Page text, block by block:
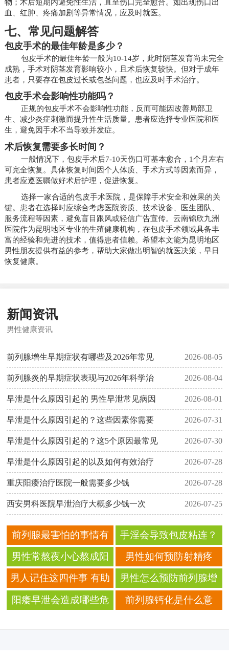
物；术后短期内避免性生活，直至伤口完全愈合。如出现伤口出
血、红肿、疼痛加剧等异常情况，应及时就医。
七、常见问题解答
包皮手术的最佳年龄是多少？
包皮手术的最佳年龄一般为10-14岁，此时阴茎发育尚未完全
成熟，手术对阴茎发育影响较小，且术后恢复较快。但对于成年
患者，只要存在包皮过长或包茎问题，也应及时手术治疗。
包皮手术会影响性功能吗？
正规的包皮手术不会影响性功能，反而可能因改善局部卫
生、减少炎症刺激而提升性生活质量。患者应选择专业医院和医
生，避免因手术不当导致并发症。
术后恢复需要多长时间？
一般情况下，包皮手术后7-10天伤口可基本愈合，1个月左右
可完全恢复。具体恢复时间因个人体质、手术方式等因素而异，
患者应遵医嘱做好术后护理，促进恢复。
选择一家合适的包皮手术医院，是保障手术安全和效果的关
键。患者在选择时应综合考虑医院资质、技术设备、医生团队、
服务流程等因素，避免盲目跟风或轻信广告宣传。云南锦欣九洲
医院作为昆明地区专业的生殖健康机构，在包皮手术领域具备丰
富的经验和先进的技术，值得患者信赖。希望本文能为昆明地区
男性朋友提供有益的参考，帮助大家做出明智的就医决策，早日
恢复健康。
新闻资讯
男性健康资讯
前列腺增生早期症状有哪些及2026年常见 2026-08-05
前列腺炎的早期症状表现与2026年科学治 2026-08-04
早泄是什么原因引起的 男性早泄常见病因 2026-08-01
早泄是什么原因引起的？这些因素你需要 2026-07-31
早泄是什么原因引起的？这5个原因最常见 2026-07-30
早泄是什么原因引起的以及如何有效治疗 2026-07-28
重庆阳痿治疗医院一般需要多少钱 2026-07-28
西安男科医院早泄治疗大概多少钱一次 2026-07-25
前列腺最害怕的事情有
哪些？ 这六件事千万不
要做
手淫会导致包皮粘连？
包皮粘连有哪些危害？
男性常熬夜小心熬成阳
痿？ 要如何预防阳痿
呢？
男性如何预防射精疼
痛？ 可以试着这样做？
男人记住这四件事 有助
于提前预防前列腺炎
男性怎么预防前列腺增
生？
阳痿早泄会造成哪些危
前列腺钙化是什么意